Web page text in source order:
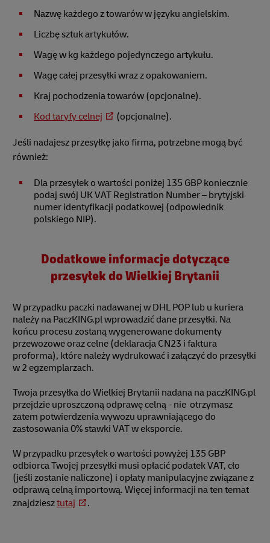
Nazwę każdego z towarów w języku angielskim.
Liczbę sztuk artykułów.
Wagę w kg każdego pojedynczego artykułu.
Wagę całej przesyłki wraz z opakowaniem.
Kraj pochodzenia towarów (opcjonalne).
Kod taryfy celnej
(opcjonalne).
Jeśli nadajesz przesyłkę jako firma, potrzebne mogą być
również:
Dla przesyłek o wartości poniżej 135 GBP koniecznie
podaj swój UK VAT Registration Number – brytyjski
numer identyfikacji podatkowej (odpowiednik
polskiego NIP).
Dodatkowe informacje dotyczące
przesyłek do Wielkiej Brytanii
W przypadku paczki nadawanej w DHL POP lub u kuriera
należy na PaczKING.pl wprowadzić dane przesyłki. Na
końcu procesu zostaną wygenerowane dokumenty
przewozowe oraz celne (deklaracja CN23 i faktura
proforma), które należy wydrukować i załączyć do przesyłki
w 2 egzemplarzach.
Twoja przesyłka do Wielkiej Brytanii nadana na paczKING.pl
przejdzie uproszczoną odprawę celną - nie otrzymasz
zatem potwierdzenia wywozu uprawniającego do
zastosowania 0% stawki VAT w eksporcie.
W przypadku przesyłek o wartości powyżej 135 GBP
odbiorca Twojej przesyłki musi opłacić podatek VAT, cło
(jeśli zostanie naliczone) i opłaty manipulacyjne związane z
odprawą celną importową. Więcej informacji na ten temat
znajdziesztutaj .